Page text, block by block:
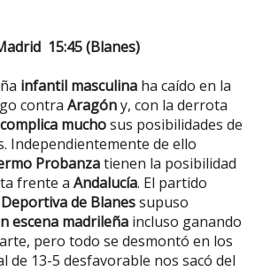
15:45 (Blanes)
infantil masculina ha caído en la
contra Aragóny, con la derrota
muchosus posibilidades de
Independientemente de ello
Probanzatienen la posibilidad
frente a Andalucía. El partido
de Blanessupuso
escena madrileña incluso ganando
pero todo se desmontó en los
de 13-5 desfavorable nos sacó del